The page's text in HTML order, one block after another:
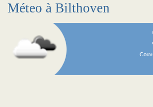
Méteo à Bilthoven